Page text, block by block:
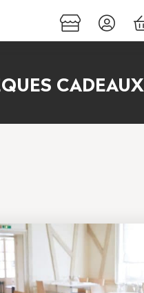
CADEAUX